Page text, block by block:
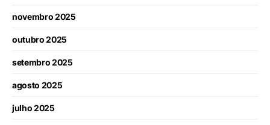
novembro 2025
outubro 2025
setembro 2025
agosto 2025
julho 2025